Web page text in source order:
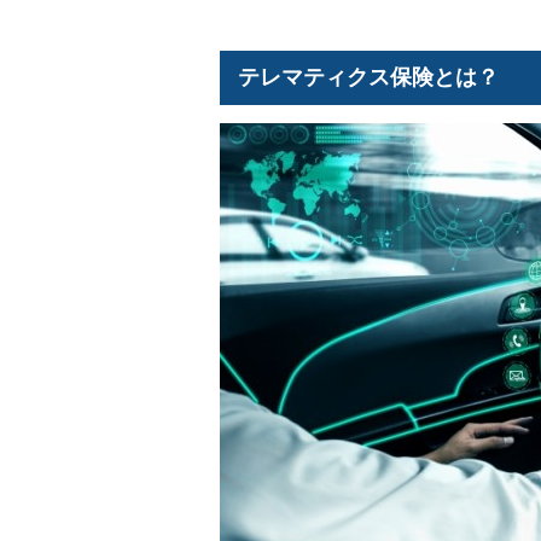
テレマティクス保険とは？